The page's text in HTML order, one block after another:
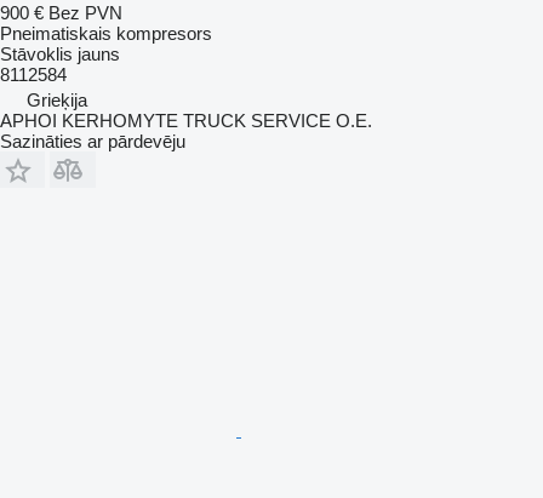
900 € Bez PVN
Pneimatiskais kompresors
Stāvoklis jauns
8112584
Grieķija
APHOI KERHOMYTE TRUCK SERVICE O.E.
Sazināties ar pārdevēju